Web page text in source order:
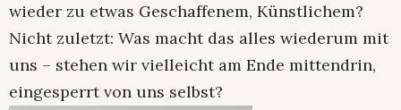
wieder zu etwas Geschaffenem, Künstlichem?
Nicht zuletzt: Was macht das alles wiederum mit
uns – stehen wir vielleicht am Ende mittendrin,
eingesperrt von uns selbst?